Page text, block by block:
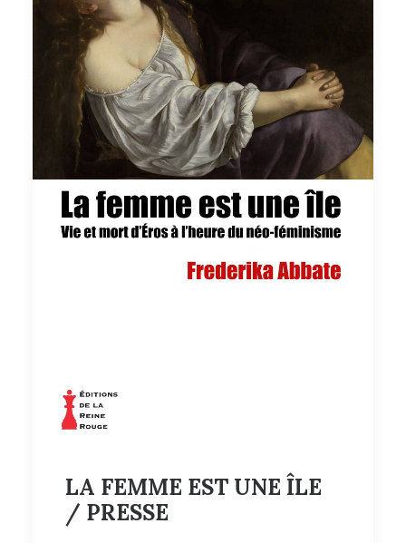
LA FEMME EST UNE ÎLE
/ PRESSE